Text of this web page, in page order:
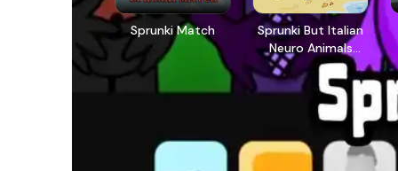
Sprunki Match
Sprunki But Italian
Neuro Animals
Merge